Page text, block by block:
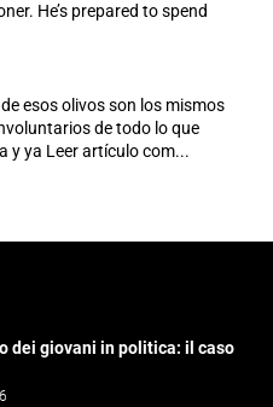
He’s prepared to spend
esos olivos son los mismos
de todo lo que
y ya Leer artículo com...
dei giovani in politica: il caso